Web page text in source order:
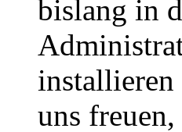
bislang in
uns